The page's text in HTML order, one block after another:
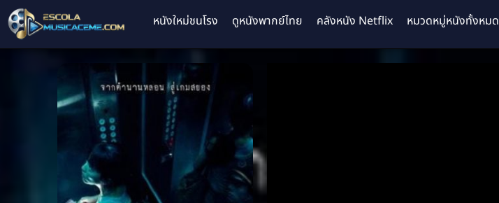
หนังใหม่ชนโรง ดูหนังพากย์ไทย คลังหนัง Netflix หมวดหมู่หนังทั้งหมด